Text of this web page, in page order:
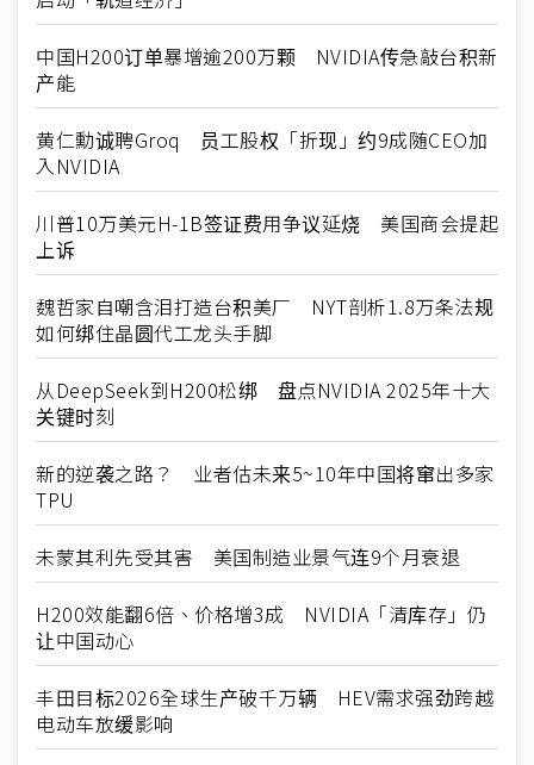
中国H200订单暴增逾200万颗 NVIDIA传急敲台积新
产能
黄仁勳诚聘Groq 员工股权「折现」约9成随CEO加
入NVIDIA
川普10万美元H-1B签证费用争议延烧 美国商会提起
上诉
魏哲家自嘲含泪打造台积美厂 NYT剖析1.8万条法规
如何绑住晶圆代工龙头手脚
从DeepSeek到H200松绑 盘点NVIDIA 2025年十大
关键时刻
新的逆袭之路？ 业者估未来5~10年中国将窜出多家
TPU
未蒙其利先受其害 美国制造业景气连9个月衰退
H200效能翻6倍、价格增3成 NVIDIA「清库存」仍
让中国动心
丰田目标2026全球生产破千万辆 HEV需求强劲跨越
电动车放缓影响